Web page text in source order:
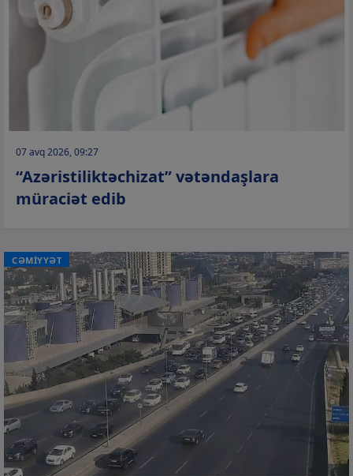
07 avq 2026, 09:27
“Azəristiliktəchizat” vətəndaşlara
müraciət edib
CƏMİYYƏT